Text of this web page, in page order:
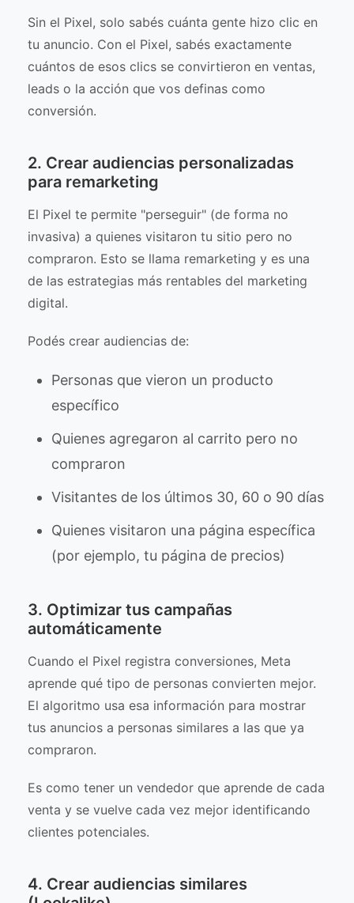
Sin el Pixel, solo sabés cuánta gente hizo clic en
tu anuncio. Con el Pixel, sabés exactamente
cuántos de esos clics se convirtieron en ventas,
leads o la acción que vos definas como
conversión.
2. Crear audiencias personalizadas
para remarketing
El Pixel te permite "perseguir" (de forma no
invasiva) a quienes visitaron tu sitio pero no
compraron. Esto se llama remarketing y es una
de las estrategias más rentables del marketing
digital.
Podés crear audiencias de:
Personas que vieron un producto
específico
Quienes agregaron al carrito pero no
compraron
Visitantes de los últimos 30, 60 o 90 días
Quienes visitaron una página específica
(por ejemplo, tu página de precios)
3. Optimizar tus campañas
automáticamente
Cuando el Pixel registra conversiones, Meta
aprende qué tipo de personas convierten mejor.
El algoritmo usa esa información para mostrar
tus anuncios a personas similares a las que ya
compraron.
Es como tener un vendedor que aprende de cada
venta y se vuelve cada vez mejor identificando
clientes potenciales.
4. Crear audiencias similares